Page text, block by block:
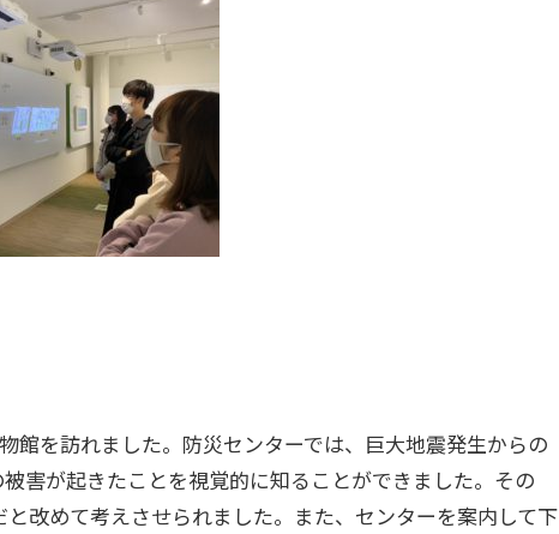
を訪れました。防災センターでは、巨大地震発生からの
害が起きたことを視覚的に知ることができました。その
改めて考えさせられました。また、センターを案内して下